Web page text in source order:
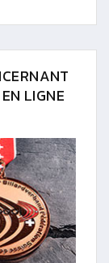
LIGNE